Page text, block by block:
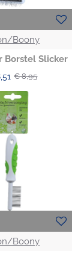
Boony
Borstel Slicker
€ 8,95
Boony